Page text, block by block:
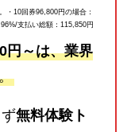
・10回券96,800円の場合：
支払い総額：115,850円
円～は、業界
無料体験ト